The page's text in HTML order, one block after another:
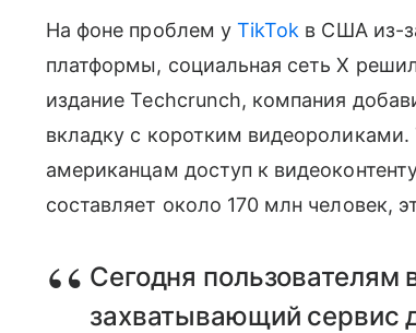
На фоне проблем у TikTok в США из-
платформы, социальная сеть X
издание Techcrunch, компания
вкладку с коротким
американцам доступ к
составляет около 170 млн человек,
Сегодня
захватывающий сервис